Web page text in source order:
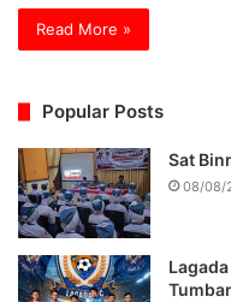
Read More »
Popular Posts
Sat
08/08/